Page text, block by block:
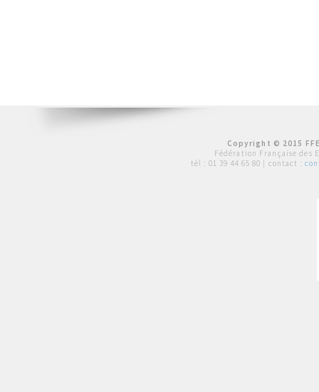
Copyright © 2015
Fédération Française des
tél : 01 39 44 65 80 | contact :